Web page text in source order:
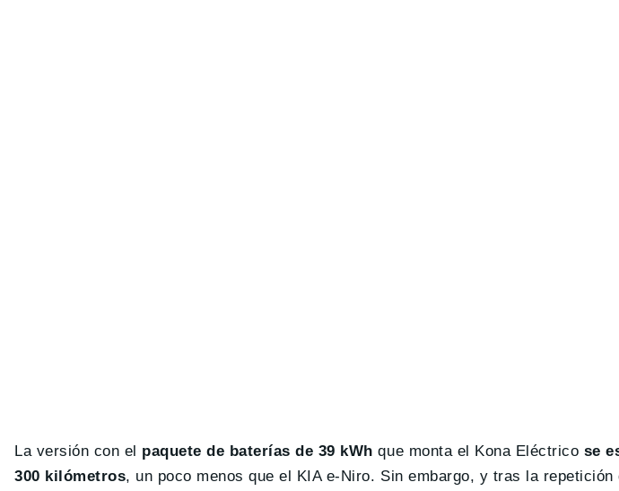
La versión con el paquete de baterías de 39 kWh que monta el Kona Eléctrico se
300 kilómetros, un poco menos que el KIA e-Niro. Sin embargo, y tras la